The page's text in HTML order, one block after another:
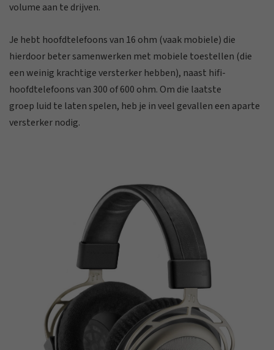
volume aan te drijven.
Je hebt hoofdtelefoons van 16 ohm (vaak mobiele) die
hierdoor beter samenwerken met mobiele toestellen (die
een weinig krachtige versterker hebben), naast hifi-
hoofdtelefoons van 300 of 600 ohm. Om die laatste
groep luid te laten spelen, heb je in veel gevallen een aparte
versterker nodig.